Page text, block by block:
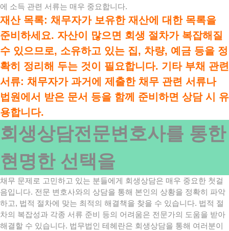
에 소득 관련 서류는 매우 중요합니다.
재산 목록: 채무자가 보유한 재산에 대한 목록을
준비하세요. 자산이 많으면 회생 절차가 복잡해질
수 있으므로, 소유하고 있는 집, 차량, 예금 등을 정
확히 정리해 두는 것이 필요합니다. 기타 부채 관련
서류: 채무자가 과거에 제출한 채무 관련 서류나
법원에서 받은 문서 등을 함께 준비하면 상담 시 유
용합니다.
회생상담전문변호사를 통한
현명한 선택을
채무 문제로 고민하고 있는 분들에게 회생상담은 매우 중요한 첫걸
음입니다. 전문 변호사와의 상담을 통해 본인의 상황을 정확히 파악
하고, 법적 절차에 맞는 최적의 해결책을 찾을 수 있습니다. 법적 절
차의 복잡성과 각종 서류 준비 등의 어려움은 전문가의 도움을 받아
해결할 수 있습니다. 법무법인 테헤란은 회생상담을 통해 여러분이